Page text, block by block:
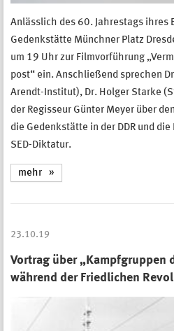
Anlässlich des 60. Jahrestags ihres
Gedenkstätte Münchner Platz
um 19 Uhr zur Filmvorführung
post“ ein. Anschließend sprechen
Arendt-Institut), Dr. Holger Starke
der Regisseur Günter Meyer über
die Gedenkstätte in der DDR und
SED-Diktatur.
mehr
23.10.19
Vortrag über „Kampfgruppen
während der Friedlichen